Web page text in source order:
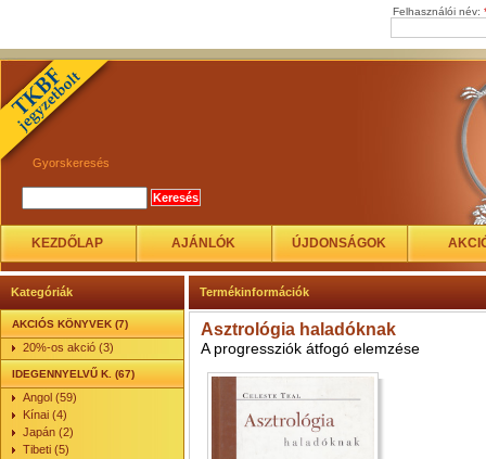
Felhasználói név:
Gyorskeresés
KEZDŐLAP AJÁNLÓK ÚJDONSÁGOK
Kategóriák
AKCIÓS KÖNYVEK (7)
20%-os akció (3)
IDEGENNYELVŰ K. (67)
Angol (59)
Kínai (4)
Japán (2)
Tibeti (5)
Termékinformációk
Asztrológia haladóknak
A progressziók átfogó elemzése